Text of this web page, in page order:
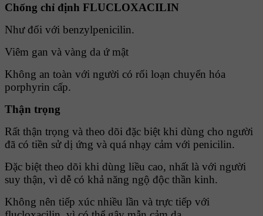
Chống chỉ định FLUCLOXACILIN
Như đối với benzylpenicilin.
Viêm gan và vàng da ứ mật
Không an toàn với người có rối loạn chuyển hóa
porphyrin cấp.
Thận trọng
Rất thận trọng và theo dõi đặc biệt khi dùng cho người
đã có tiền sử dị ứng và quá nhạy cảm với penicilin.
Ðặc biệt theo dõi khi dùng liều cao, nhất là với người
suy thận, vì dễ có khả năng ngộ độc thần kinh.
Không nên tiếp xúc nhiều lần và trực tiếp với